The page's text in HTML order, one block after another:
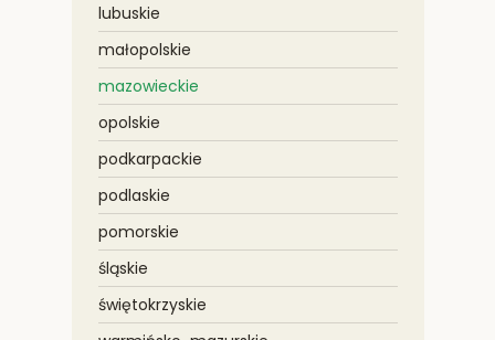
lubuskie
małopolskie
mazowieckie
opolskie
podkarpackie
podlaskie
pomorskie
śląskie
świętokrzyskie